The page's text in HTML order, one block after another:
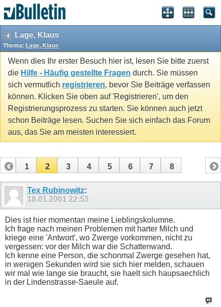
Lage, Klaus
Thema: Lage, Klaus
Wenn dies Ihr erster Besuch hier ist, lesen Sie bitte zuerst
die Hilfe - Häufig gestellte Fragen durch. Sie müssen
sich vermutlich registrieren, bevor Sie Beiträge verfassen
können. Klicken Sie oben auf 'Registrieren', um den
Registrierungsprozess zu starten. Sie können auch jetzt
schon Beiträge lesen. Suchen Sie sich einfach das Forum
aus, das Sie am meisten interessiert.
1 2 3 4 5 6 7 8
Tex Rubinowitz:
18.01.2001 22:53
Dies ist hier momentan meine Lieblingskolumne.
Ich frage nach meinen Problemen mit harter Milch und
kriege eine 'Antwort', wo Zwerge vorkommen, nicht zu
vergessen: vor der Milch war die Schattenwand.
Ich kenne eine Person, die schonmal Zwerge gesehen hat,
in wenigen Sekunden wird sie sich hier melden, schauen
wir mal wie lange sie braucht, sie haelt sich haupsaechlich
in der Lindenstrasse-Saeule auf.